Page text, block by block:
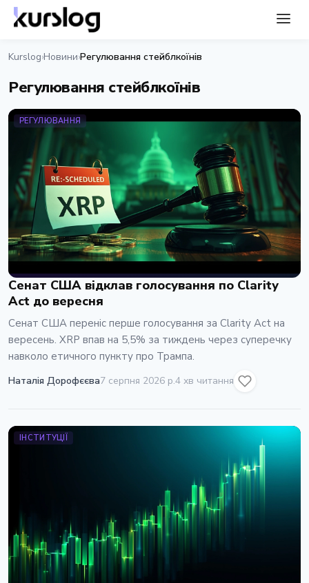
Kurslog›Новини›Регулювання стейблкоїнів
Регулювання стейблкоїнів
РЕГУЛЮВАННЯ
Сенат США відклав голосування по Clarity
Act до вересня
Сенат США переніс перше голосування за Clarity Act на
вересень. XRP впав на 5,5% за тиждень через суперечку
навколо етичного пункту про Трампа.
Наталія Дорофєєва7 серпня 2026 р.4 хв читання
ІНСТИТУЦІЇ